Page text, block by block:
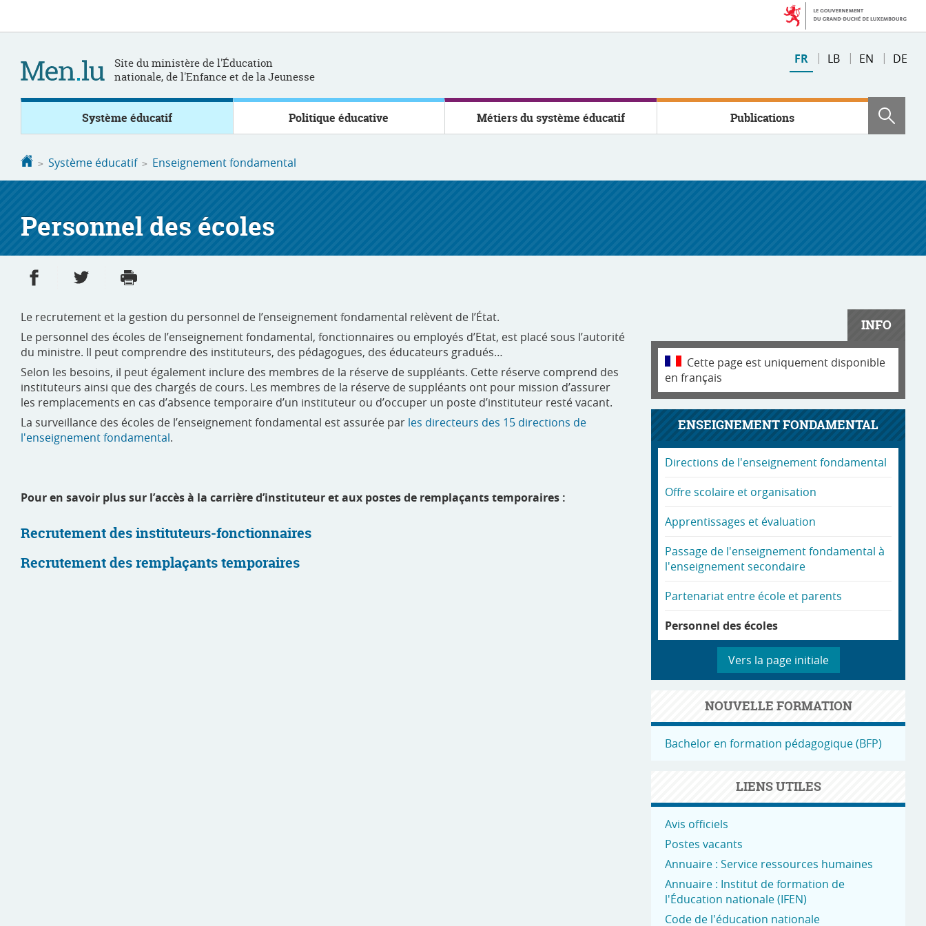
Site du ministère de l'Éducation
nationale, de l'Enfance et de la Jeunesse
Changer
de
FR LB EN DE
Système éducatif Politique éducative Métiers du système éducatif Publications
Accueil
Système éducatif Enseignement fondamental
Personnel des écoles
Partager sur Facebook
Partager sur Twitter
Le recrutement et la gestion du personnel de l’enseignement fondamental relèvent de l’État.
Le personnel des écoles de l’enseignement fondamental, fonctionnaires ou employés d’Etat, est placé sous l’autorité
du ministre. Il peut comprendre des instituteurs, des pédagogues, des éducateurs gradués…
Selon les besoins, il peut également inclure des membres de la réserve de suppléants. Cette réserve comprend des
instituteurs ainsi que des chargés de cours. Les membres de la réserve de suppléants ont pour mission d’assurer
les remplacements en cas d’absence temporaire d’un instituteur ou d’occuper un poste d’instituteur resté vacant.
La surveillance des écoles de l’enseignement fondamental est assurée par les directeurs des 15 directions de
l'enseignement fondamental.
Pour en savoir plus sur l’accès à la carrière d’instituteur et aux postes de remplaçants temporaires :
Recrutement des instituteurs-fonctionnaires
Recrutement des remplaçants temporaires
INFO
Cette page est uniquement disponible
en français
ENSEIGNEMENT FONDAMENTAL
Directions de l'enseignement fondamental
Offre scolaire et organisation
Apprentissages et évaluation
Passage de l'enseignement fondamental à
l'enseignement secondaire
Partenariat entre école et parents
Personnel des écoles
Vers la page initiale
NOUVELLE FORMATION
Bachelor en formation pédagogique (BFP)
LIENS UTILES
Avis officiels
Postes vacants
Annuaire : Service ressources humaines
Annuaire : Institut de formation de
l'Éducation nationale (IFEN)
Code de l'éducation nationale